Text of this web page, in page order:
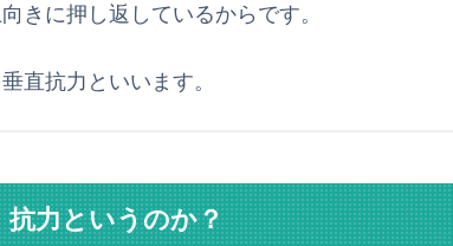
きに押し返しているからです。
直抗力といいます。
抗力というのか？